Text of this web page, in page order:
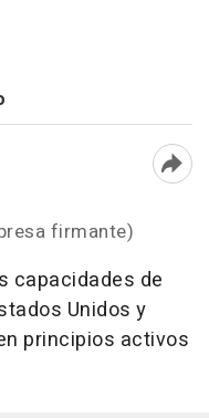
firmante)
capacidades de
Unidos y
principios activos